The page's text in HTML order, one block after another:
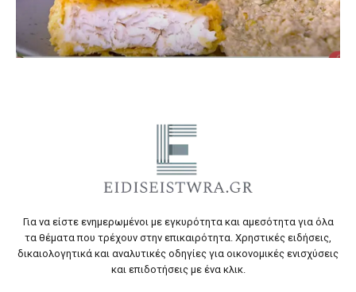
Για να είστε ενημερωμένοι με εγκυρότητα και αμεσότητα για όλα
τα θέματα που τρέχουν στην επικαιρότητα. Χρηστικές ειδήσεις,
δικαιολογητικά και αναλυτικές οδηγίες για οικονομικές ενισχύσεις
και επιδοτήσεις με ένα κλικ.